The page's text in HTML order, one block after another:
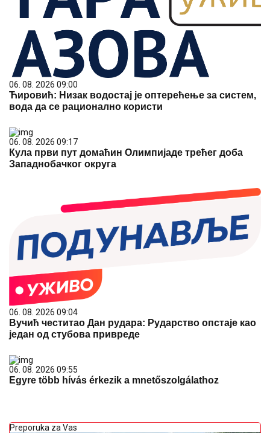
06. 08. 2026 09:00
Ћировић: Низак водостај је оптерећење за систем,
вода да се рационално користи
06. 08. 2026 09:17
Кула први пут домаћин Олимпијаде трећег доба
Западнобачког округа
06. 08. 2026 09:04
Вучић честитао Дан рудара: Рударство опстаје као
један од стубова привреде
06. 08. 2026 09:55
Egyre több hívás érkezik a mnetőszolgálathoz
Preporuka za Vas